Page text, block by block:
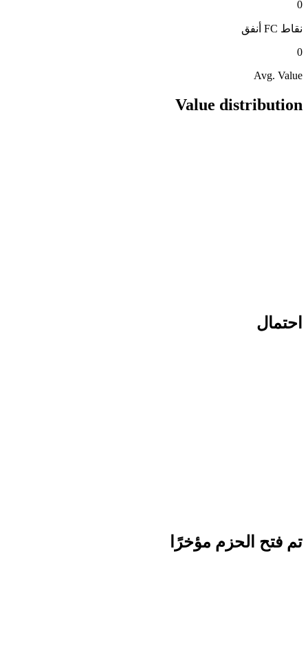
0
نقاط FC
أنفق
0
Avg. Value
Value distribution
احتمال
تم فتح الحزم مؤخرًا